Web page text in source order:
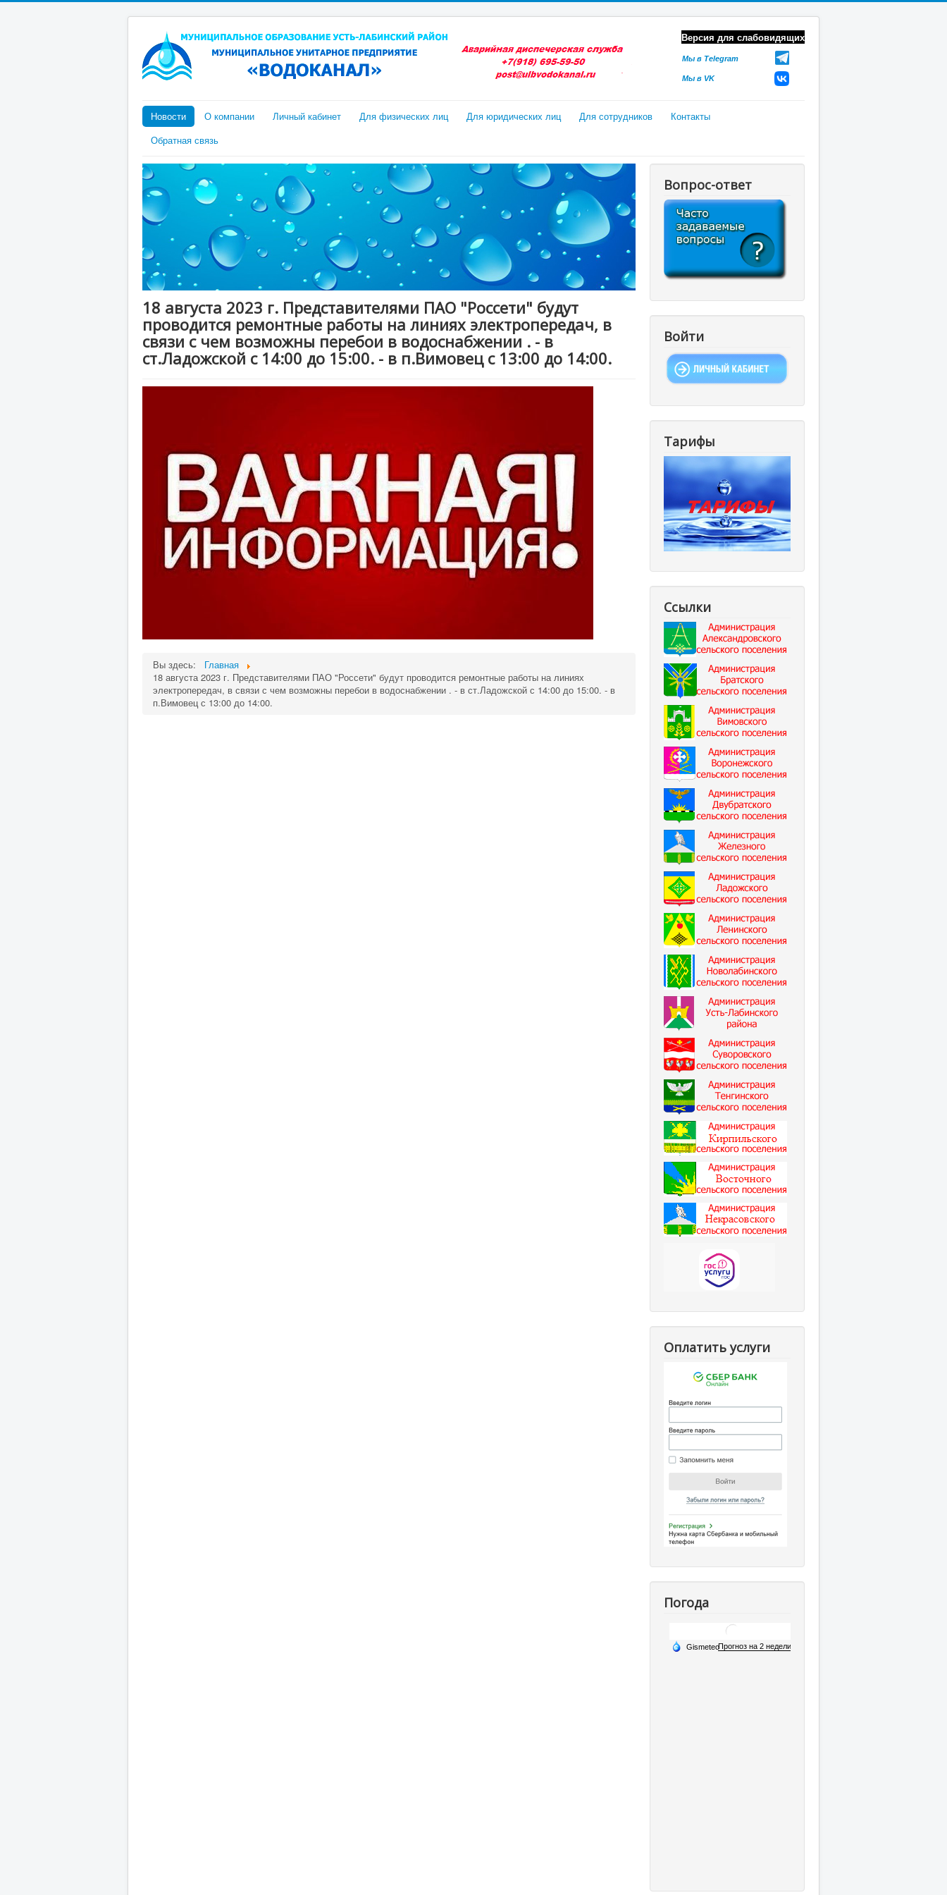
Версия для слабовидящих
Мы в Telegram
Мы в VK
Новости О компании Личный кабинет Для физических лиц Для юридических лиц Для сотрудников
Контакты
Обратная связь
18 августа 2023 г. Представителями ПАО "Россети" будут
проводится ремонтные работы на линиях электропередач, в
связи с чем возможны перебои в водоснабжении . - в
ст.Ладожской с 14:00 до 15:00. - в п.Вимовец с 13:00 до 14:00.
Вы здесь:
Главная
18 августа 2023 г. Представителями ПАО "Россети" будут проводится ремонтные работы на линиях
электропередач, в связи с чем возможны перебои в водоснабжении . - в ст.Ладожской с 14:00 до 15:00. - в
п.Вимовец с 13:00 до 14:00.
Вопрос-ответ
Войти
Тарифы
Ссылки
Оплатить услуги
Погода